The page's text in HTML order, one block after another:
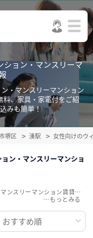
ョン・マンスリーマ
・マンスリーマンション
、家具・家電付をご紹
みも簡単！
堺区 湊駅 女性向けのウ
ン・マンスリーマンショ
湊駅/女性向けのウィークリーマンション・マンスリーマンション賃貸物件一覧を掲載中。敷金・礼金無料、家具・家電付をご紹介。こだわり条件での絞込みも簡単！
…